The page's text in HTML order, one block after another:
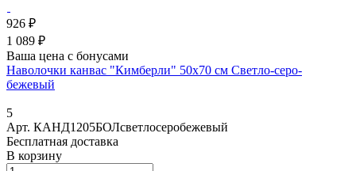
926 ₽
1 089 ₽
Ваша цена с бонусами
Наволочки канвас "Кимберли" 50х70 см Светло-серо-
бежевый
5
Арт. КАНД1205БОЛсветлосеробежевый
Бесплатная доставка
В корзину